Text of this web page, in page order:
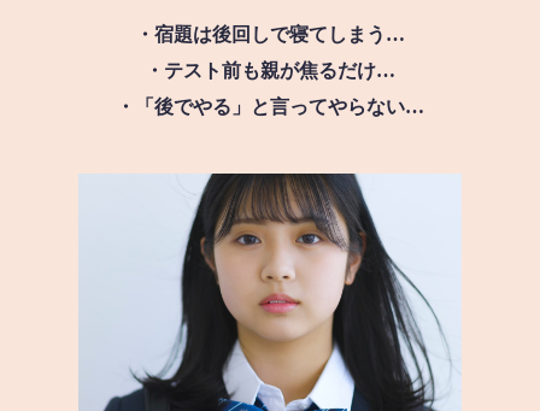
・宿題は後回しで寝てしまう…
・テスト前も親が焦るだけ…
・「後でやる」と言ってやらない…